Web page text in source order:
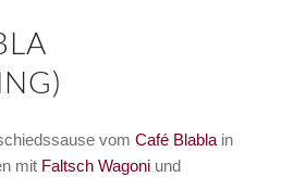
vom Café Blablain
mit Faltsch Wagoniund